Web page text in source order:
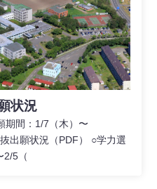
状況
期間：1/7（木）〜
出願状況（PDF） ○学力選
2/5（